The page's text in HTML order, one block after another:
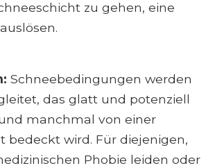
zu gehen, eine
Schneebedingungen werden
das glatt und potenziell
manchmal von einer
bedeckt wird. Für diejenigen,
Phobie leiden oder